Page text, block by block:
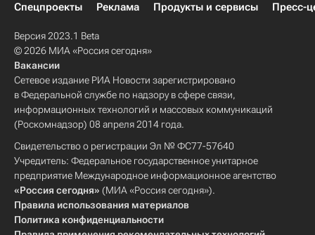
Спецпроекты
Реклама Продукты и сервисы Пресс-
Версия 2023.1 Beta
© 2026 МИА «Россия сегодня»
Вакансии
Сетевое издание РИА Новости зарегистрировано
в Федеральной службе по надзору в сфере связи,
информационных технологий и массовых коммуникаций
(Роскомнадзор) 08 апреля 2014 года.
Свидетельство о регистрации Эл № ФС77-57640
Учредитель: Федеральное государственное унитарное
предприятие Международное информационное агентство
«Россия сегодня» (МИА «Россия сегодня»).
Правила использования материалов
Политика конфиденциальности